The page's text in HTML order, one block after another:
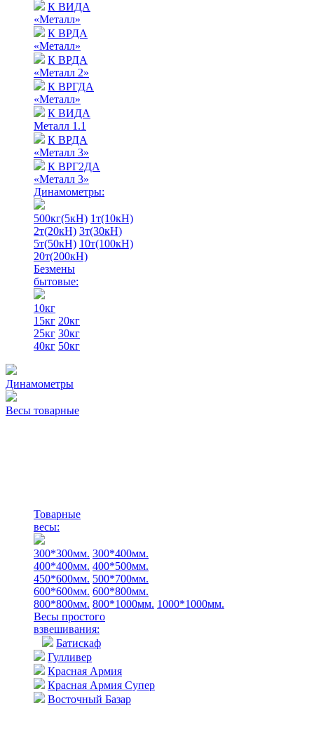
К ВИДА
«Металл»
К ВРДА
«Металл»
К ВРДА
«Металл 2»
К ВРГДА
«Металл»
К ВИДА
Металл 1.1
К ВРДА
«Металл 3»
К ВРГ2ДА
«Металл 3»
Динамометры:
500кг(5кН) 1т(10кН)
2т(20кН) 3т(30кН)
5т(50кН) 10т(100кН)
20т(200кН)
Безмены
бытовые:
10кг
15кг 20кг
25кг 30кг
40кг 50кг
Динамометры
Весы товарные
Товарные
весы:
300*300мм. 300*400мм.
400*400мм. 400*500мм.
450*600мм. 500*700мм.
600*600мм. 600*800мм.
800*800мм. 800*1000мм. 1000*1000мм.
Весы простого
взвешивания:
Батискаф
Гулливер
Красная Армия
Красная Армия Супер
Восточный Базар